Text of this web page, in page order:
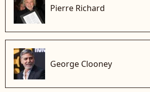
Pierre Richard
George Clooney